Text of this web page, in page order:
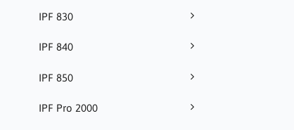
IPF 830
IPF 840
IPF 850
IPF Pro 2000